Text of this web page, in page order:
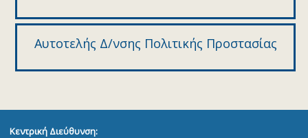
Αυτοτελής Δ/νσης Πολιτικής Προστασίας
Κεντρική Διεύθυνση: